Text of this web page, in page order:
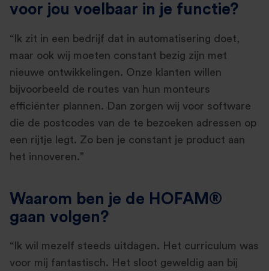
voor jou voelbaar in je functie?
“Ik zit in een bedrijf dat in automatisering doet,
maar ook wij moeten constant bezig zijn met
nieuwe ontwikkelingen. Onze klanten willen
bijvoorbeeld de routes van hun monteurs
efficiënter plannen. Dan zorgen wij voor software
die de postcodes van de te bezoeken adressen op
een rijtje legt. Zo ben je constant je product aan
het innoveren.”
Waarom ben je de HOFAM®
gaan volgen?
“Ik wil mezelf steeds uitdagen. Het curriculum was
voor mij fantastisch. Het sloot geweldig aan bij